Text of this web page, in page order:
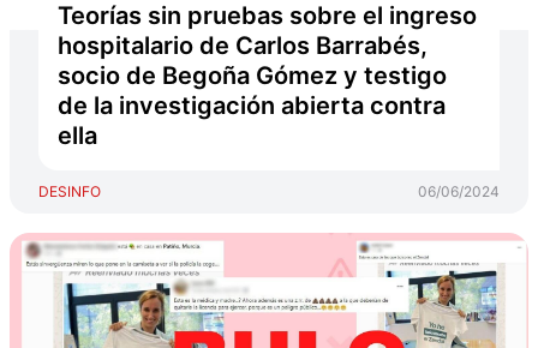
Teorías sin pruebas sobre el ingreso
hospitalario de Carlos Barrabés,
socio de Begoña Gómez y testigo
de la investigación abierta contra
ella
DESINFO 06/06/2024